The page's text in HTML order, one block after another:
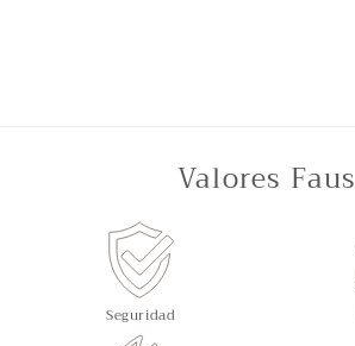
Valores Faus
Seguridad